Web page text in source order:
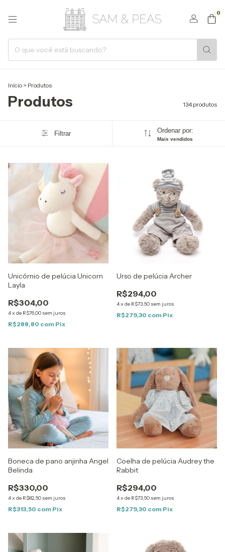
0
Início > Produtos
Produtos 134 produtos
Filtrar Ordenar por:
Mais vendidos
Unicórnio de pelúcia Unicorn
Layla
R$304,00
4x de R$76,00 sem juros
R$288,80 com Pix
Urso de pelúcia Archer
R$294,00
4x de R$73,50 sem juros
R$279,30 com Pix
Boneca de pano anjinha Angel
Belinda
R$330,00
4x de R$82,50 sem juros
R$313,50 com Pix
Coelha de pelúcia Audrey the
Rabbit
R$294,00
4x de R$73,50 sem juros
R$279,30 com Pix